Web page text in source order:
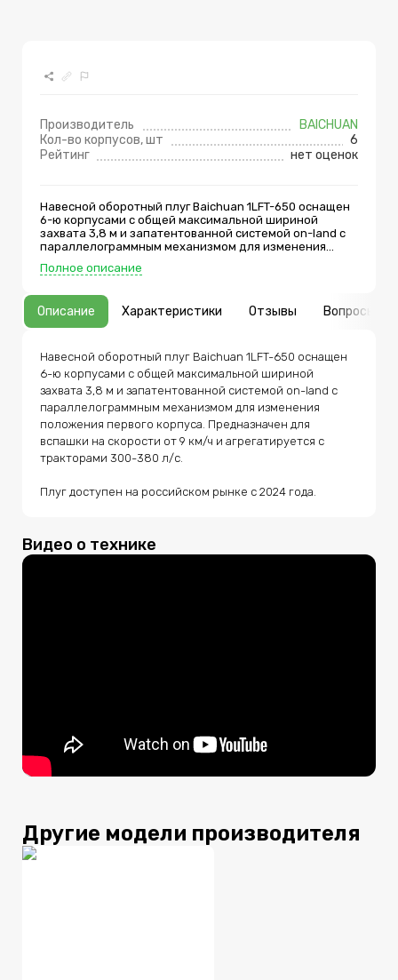
Производитель
BAICHUAN
Кол-во корпусов, шт
6
Рейтинг
нет оценок
Навесной оборотный плуг Baichuan 1LFT-650 оснащен
6-ю корпусами с общей максимальной шириной
захвата 3,8 м и запатентованной системой on-land с
параллелограммным механизмом для изменения
вспашки на скорости от 9 км/ч и агрегатируется с
российском рынке с 2024 года.
Полное описание
Описание Характеристики Отзывы Вопросы
Навесной оборотный плуг Baichuan 1LFT-650 оснащен
6-ю корпусами с общей максимальной шириной
захвата 3,8 м и запатентованной системой on-land с
параллелограммным механизмом для изменения
положения первого корпуса. Предназначен для
вспашки на скорости от 9 км/ч и агрегатируется с
тракторами 300-380 л/с.
Плуг доступен на российском рынке с 2024 года.
Видео о технике
Другие модели производителя